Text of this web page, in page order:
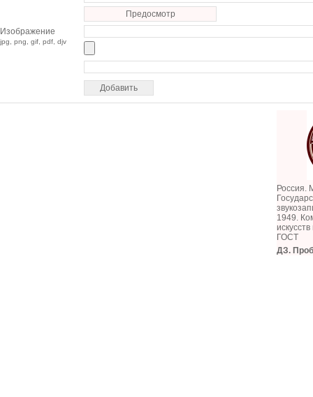
Предосмотр
Изображение
jpg, png, gif, pdf, djv
Россия.
1949.
ГОСТ
ДЗ.